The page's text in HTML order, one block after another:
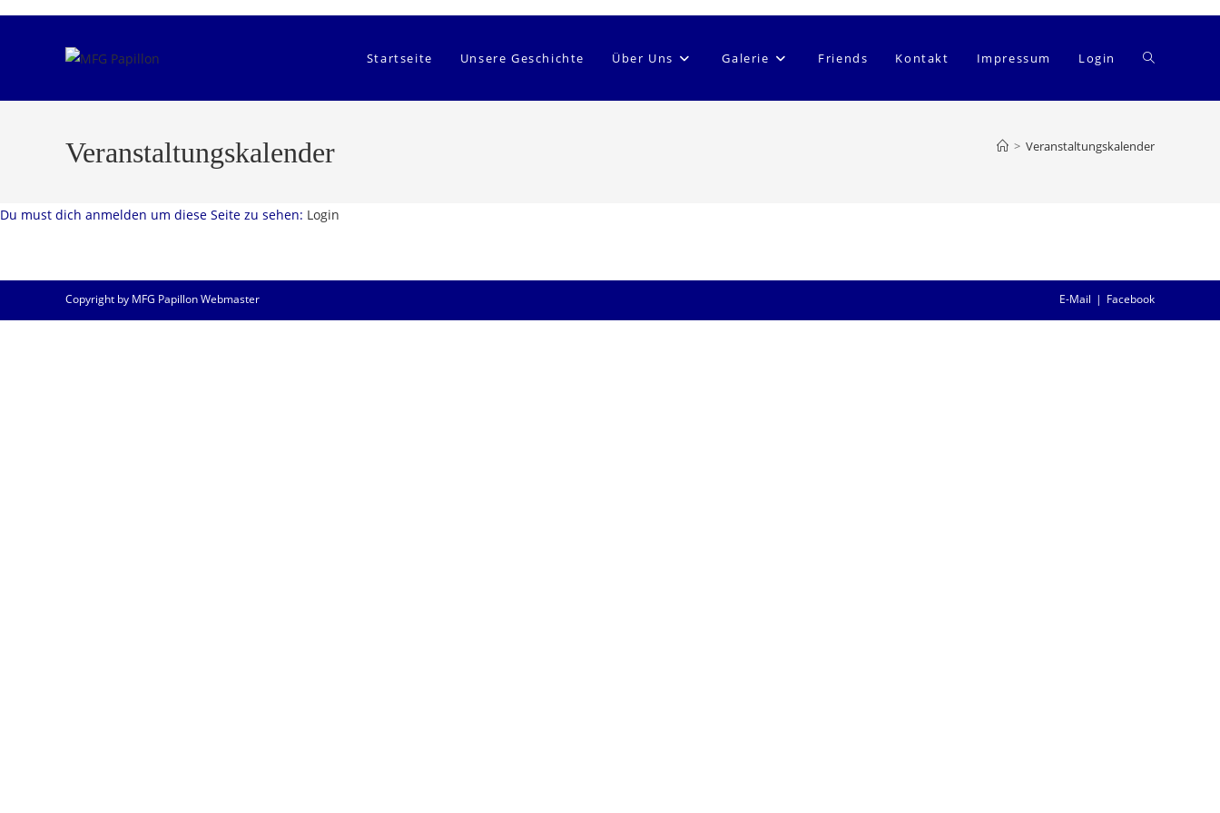
Startseite Unsere Geschichte Über Uns Galerie Friends Kontakt Impressum Login Website-
Veranstaltungskalender > Veranstaltungskalender
Du must dich anmelden um diese Seite zu sehen: Login
E-Mail Facebook
Copyright by MFG Papillon Webmaster